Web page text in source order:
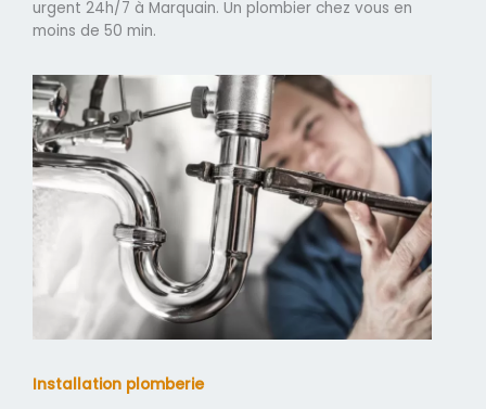
urgent 24h/7 à Marquain. Un plombier chez vous en
moins de 50 min.
Installation plomberie